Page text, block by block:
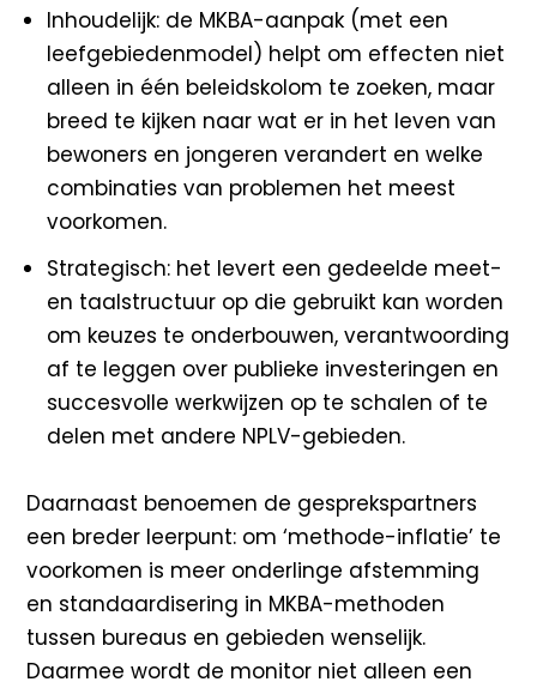
Inhoudelijk: de MKBA-aanpak (met een
leefgebiedenmodel) helpt om effecten niet
alleen in één beleidskolom te zoeken, maar
breed te kijken naar wat er in het leven van
bewoners en jongeren verandert en welke
combinaties van problemen het meest
voorkomen.
Strategisch: het levert een gedeelde meet-
en taalstructuur op die gebruikt kan worden
om keuzes te onderbouwen, verantwoording
af te leggen over publieke investeringen en
succesvolle werkwijzen op te schalen of te
delen met andere NPLV-gebieden.
Daarnaast benoemen de gesprekspartners
een breder leerpunt: om ‘methode-inflatie’ te
voorkomen is meer onderlinge afstemming
en standaardisering in MKBA-methoden
tussen bureaus en gebieden wenselijk.
Daarmee wordt de monitor niet alleen een